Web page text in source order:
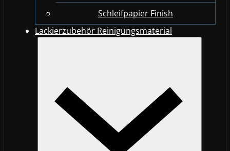
Schleifpapier Finish
Lackierzubehör Reinigungsmaterial